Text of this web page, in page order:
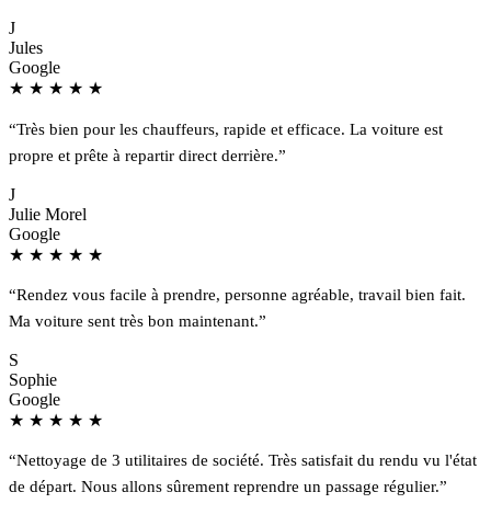
J
Jules
Google
★ ★ ★ ★ ★
“Très bien pour les chauffeurs, rapide et efficace. La voiture est
propre et prête à repartir direct derrière.”
J
Julie Morel
Google
★ ★ ★ ★ ★
“Rendez vous facile à prendre, personne agréable, travail bien fait.
Ma voiture sent très bon maintenant.”
S
Sophie
Google
★ ★ ★ ★ ★
“Nettoyage de 3 utilitaires de société. Très satisfait du rendu vu l'état
de départ. Nous allons sûrement reprendre un passage régulier.”